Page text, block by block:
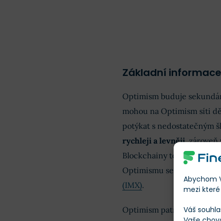
Abychom
mezi
Váš
Základní
Optimism buduje
mohou na Optimism síti
potýkat s nedostatečným
rychleji a levněji, zároveň
Blockchainy tohoto typu
Optimismu se mezi ně
(IMX).
Optimism patří k